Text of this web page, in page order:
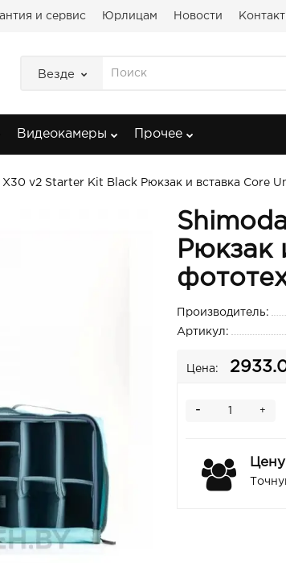
и сервис Юрлицам Новости
Везде
Видеокамеры Прочее
v2 Starter Kit Black Рюкзак и вставка Core
Рюкзак
Производитель:
Артикул:
Цена:
+
-